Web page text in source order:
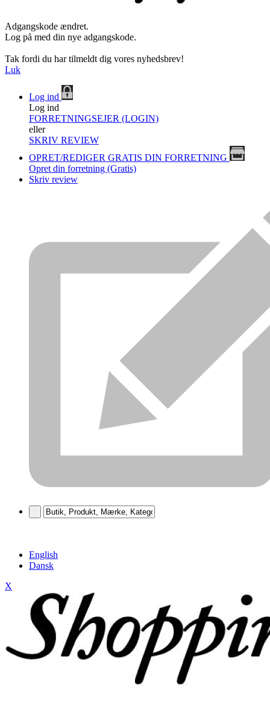
Adgangskode ændret.
Log på med din nye adgangskode.
Tak fordi du har tilmeldt dig vores nyhedsbrev!
Luk
Log ind
Log ind
FORRETNINGSEJER (LOGIN)
eller
SKRIV REVIEW
OPRET/REDIGER GRATIS DIN FORRETNING
Opret din forretning (Gratis)
Skriv review
English
Dansk
X